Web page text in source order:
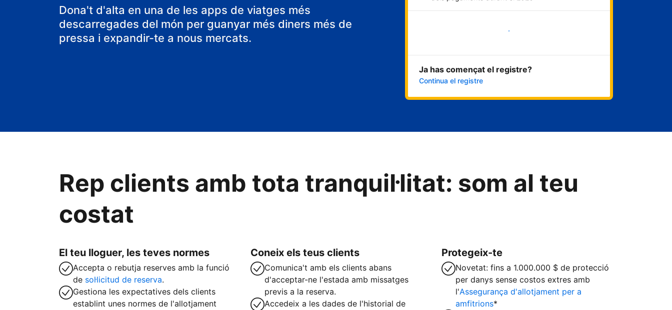
Dona't d'alta en una de les apps de viatges més
descarregades del món per guanyar més diners més de
pressa i expandir-te a nous mercats.
Comença ara
Ja has començat el registre?
Continua el registre
Rep clients amb tota tranquil·litat: som al teu
costat
El teu lloguer, les teves normes
Accepta o rebutja reserves amb la funció
de sol·licitud de reserva.
Gestiona les expectatives dels clients
establint unes normes de l'allotjament
Coneix els teus clients
Comunica't amb els clients abans
d'acceptar-ne l'estada amb missatges
previs a la reserva.
Accedeix a les dades de l'historial de
Protegeix-te
Novetat: fins a 1.000.000 $ de protecció
per danys sense costos extres amb
l'Assegurança d'allotjament per a
amfitrions*